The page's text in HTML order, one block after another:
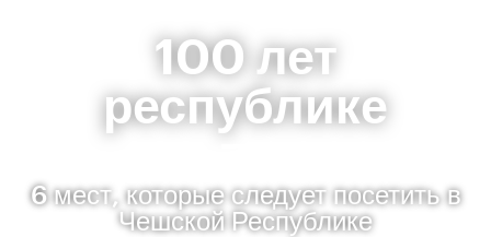
100 лет
республике
6 мест, которые следует посетить в
Чешской Республике